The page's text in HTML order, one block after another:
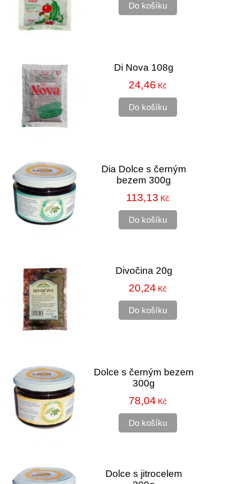
Do košíku
Di Nova 108g
24,46 Kč
Do košíku
Dia Dolce s černým
bezem 300g
113,13 Kč
Do košíku
Divočina 20g
20,24 Kč
Do košíku
Dolce s černým bezem
300g
78,04 Kč
Do košíku
Dolce s jitrocelem